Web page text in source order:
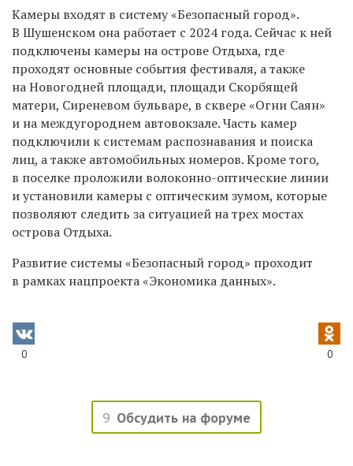
Камеры входят в систему «Безопасный город».
В Шушенском она работает с 2024 года. Сейчас к ней
подключены камеры на острове Отдыха, где
проходят основные события фестиваля, а также
на Новогодней площади, площади Скорбящей
матери, Сиреневом бульваре, в сквере «Огни Саян»
и на междугороднем автовокзале. Часть камер
подключили к системам распознавания и поиска
лиц, а также автомобильных номеров. Кроме того,
в поселке проложили волоконно-оптические линии
и установили камеры с оптическим зумом, которые
позволяют следить за ситуацией на трех мостах
острова Отдыха.
Развитие системы «Безопасный город» проходит
в рамках нацпроекта «Экономика данных».
0 0
9 Обсудить на форуме